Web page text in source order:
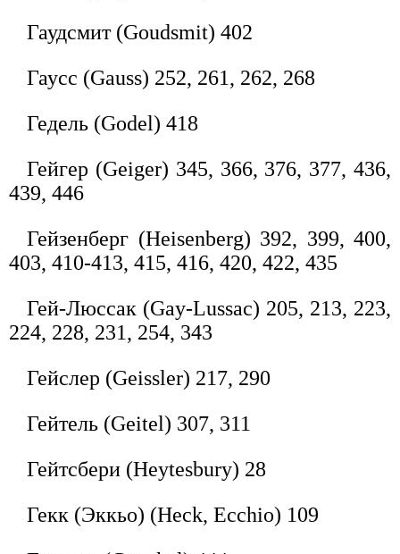
Гаудсмит (Goudsmit) 402
Гаусс (Gauss) 252, 261, 262, 268
Гедель (Godel) 418
Гейгер (Geiger) 345, 366, 376, 377, 436,
439, 446
Гейзенберг (Heisenberg) 392, 399, 400,
403, 410-413, 415, 416, 420, 422, 435
Гей-Люссак (Gay-Lussac) 205, 213, 223,
224, 228, 231, 254, 343
Гейслер (Geissler) 217, 290
Гейтель (Geitel) 307, 311
Гейтсбери (Heytesbury) 28
Гекк (Эккьо) (Heck, Ecchio) 109